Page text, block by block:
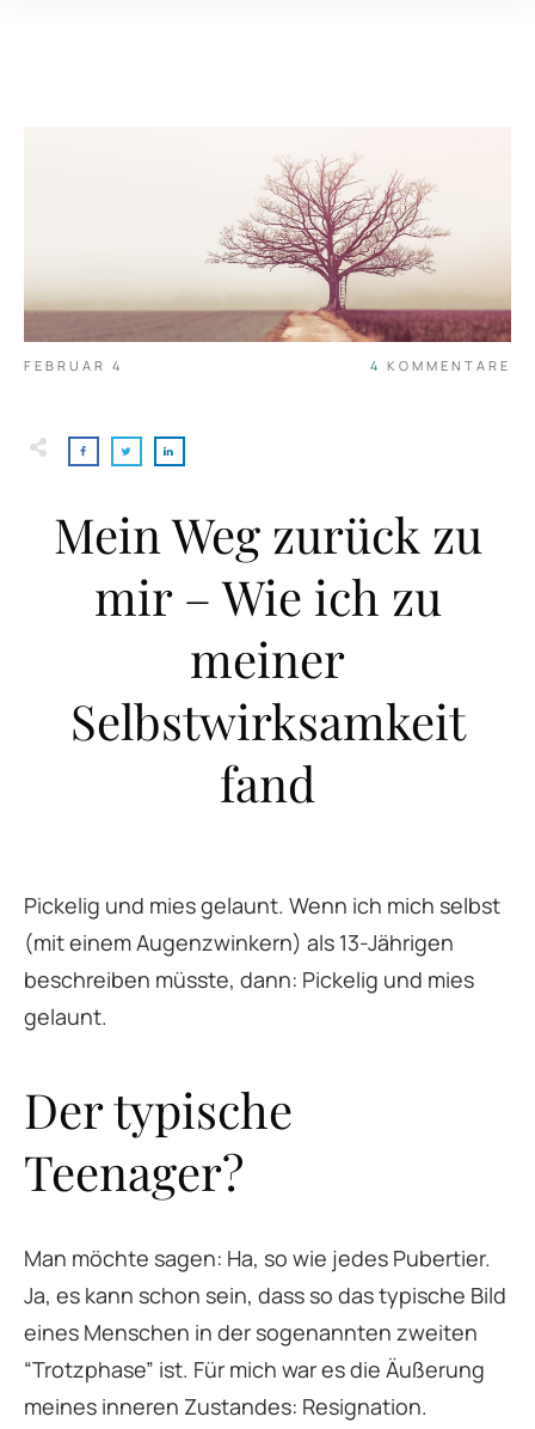
FEBRUAR 4 4 KOMMENTARE
Mein Weg zurück zu
mir – Wie ich zu
meiner
Selbstwirksamkeit
fand
Pickelig und mies gelaunt. Wenn ich mich selbst
(mit einem Augenzwinkern) als 13-Jährigen
beschreiben müsste, dann: Pickelig und mies
gelaunt.
Der typische
Teenager?
Man möchte sagen: Ha, so wie jedes Pubertier.
Ja, es kann schon sein, dass so das typische Bild
eines Menschen in der sogenannten zweiten
“Trotzphase” ist. Für mich war es die Äußerung
meines inneren Zustandes: Resignation.